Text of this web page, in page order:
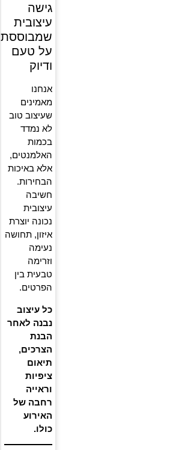
גישה
עיצובית
שמבוססת
על טעם
ודיוק
אנחנו
מאמינים
שעיצוב טוב
לא נמדד
בכמות
האלמנטים,
אלא באיכות
הבחירות.
חשיבה
עיצובית
נכונה יוצרת
איזון, תחושה
נעימה
וזרימה
טבעית בין
הפרטים.
כל עיצוב
נבנה לאחר
הבנת
הצרכים,
תיאום
ציפיות
וראייה
רחבה של
האירוע
כולו.